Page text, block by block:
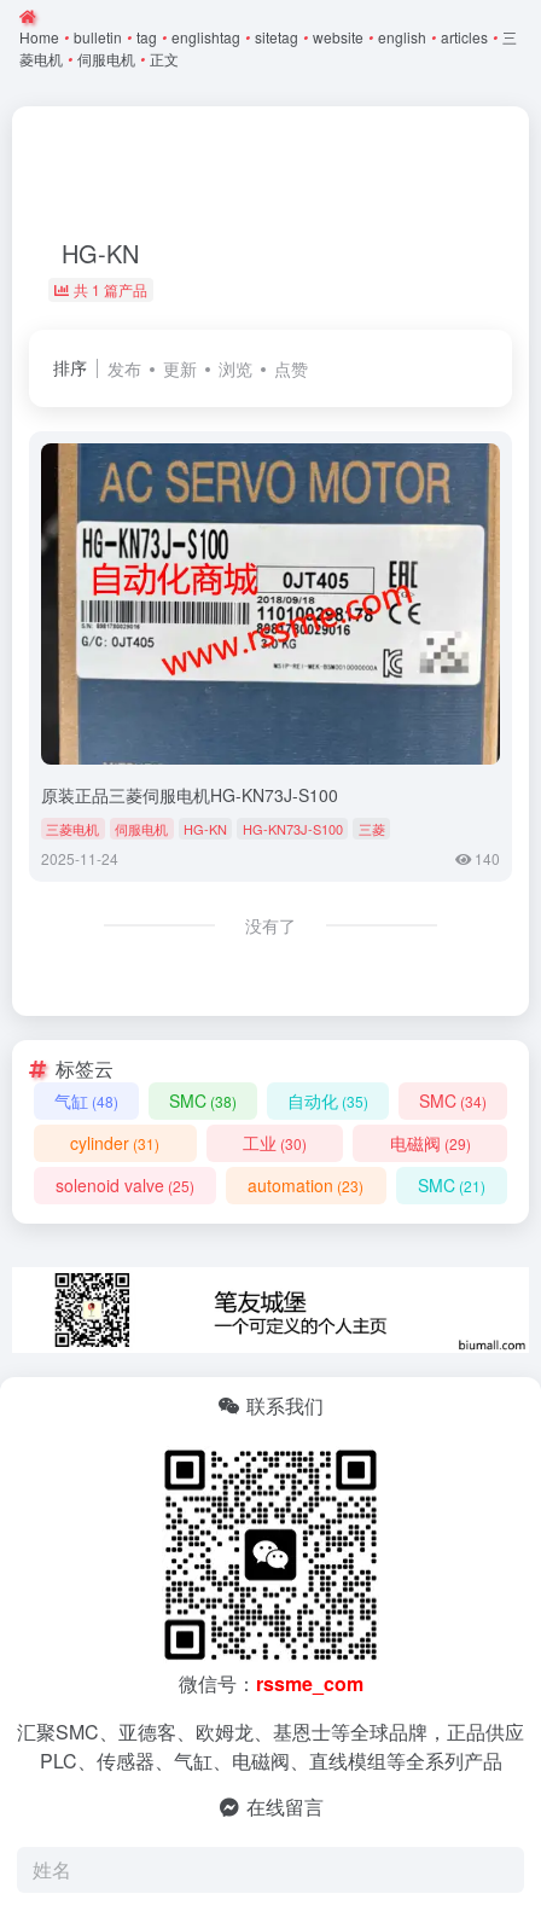
Home • bulletin • tag • englishtag • sitetag • website • english • articles • 三
菱电机 • 伺服电机 • 正文
HG-KN
共 1 篇产品
排序 发布 更新 浏览 点赞
原装正品三菱伺服电机HG-KN73J-S100
三菱电机 伺服电机 HG-KN HG-KN73J-S100 三菱
2025-11-24 140
没有了
标签云
气缸 (48) SMC (38) 自动化 (35) SMC (34)
cylinder (31) 工业 (30) 电磁阀 (29)
solenoid valve (25) automation (23) SMC(21)
联系我们
微信号： rssme_com
汇聚SMC、亚德客、欧姆龙、基恩士等全球品牌，正品供应
PLC、传感器、气缸、电磁阀、直线模组等全系列产品
在线留言